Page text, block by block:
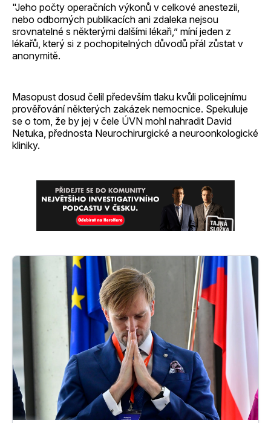
"Jeho počty operačních výkonů v celkové anestezii,
nebo odborných publikacích ani zdaleka nejsou
srovnatelné s některými dalšími lékaři,” míní jeden z
lékařů, který si z pochopitelných důvodů přál zůstat v
anonymitě.
Masopust dosud čelil především tlaku kvůli policejnímu
prověřování některých zakázek nemocnice. Spekuluje
se o tom, že by jej v čele ÚVN mohl nahradit David
Netuka, přednosta Neurochirurgické a neuroonkologické
kliniky.